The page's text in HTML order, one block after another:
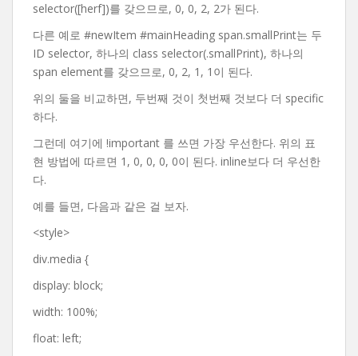
selector([herf])를 갖으므로, 0, 0, 2, 2가 된다.
다른 예로 #newItem #mainHeading span.smallPrint는 두
ID selector, 하나의 class selector(.smallPrint), 하나의
span element를 갖으므로, 0, 2, 1, 1이 된다.
위의 둘을 비교하면, 두번째 것이 첫번째 것보다 더 specific
하다.
그런데 여기에 !important 를 쓰면 가장 우선한다. 위의 표
현 방법에 따르면 1, 0, 0, 0, 0이 된다. inline보다 더 우선한
다.
예를 들면, 다음과 같은 걸 보자.
<style>
div.media {
display: block;
width: 100%;
float: left;